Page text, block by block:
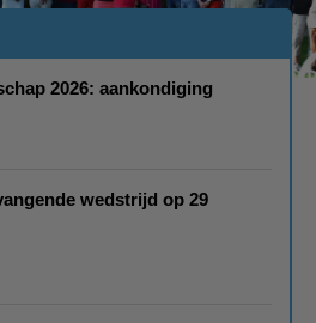
2026: aankondiging
wedstrijd op 29